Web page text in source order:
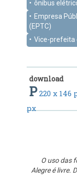
ônibus
Empresa
(EPTC)
Vice-prefeita
download
P220 x 146
px
O uso das
Alegre é livre.